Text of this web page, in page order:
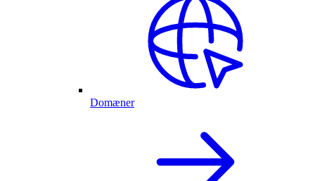
Domæner